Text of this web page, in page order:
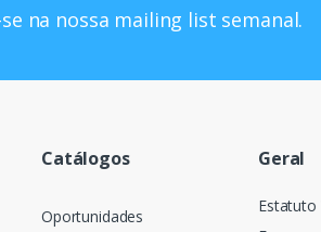
na nossa mailing list semanal.
Catálogos
Oportunidades
Geral
Estatuto